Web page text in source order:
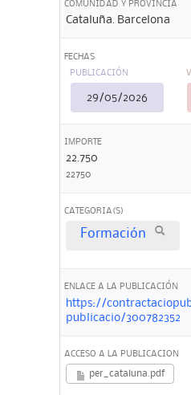
COMUNIDAD Y PROVINCIA
Cataluña. Barcelona
FECHAS
PUBLICACIÓN
29/05/2026
IMPORTE
22.750
22750
CATEGORIA(S)
Formación
ENLACE A LA PUBLICACIÓN
https://
publicacio/300782352
ACCESO A LA PUBLICACION
per_cataluna.pdf